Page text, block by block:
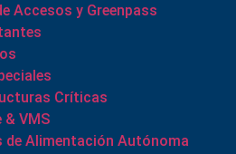
Accesos y Greenpass
Críticas
VMS
de Alimentación Autónoma